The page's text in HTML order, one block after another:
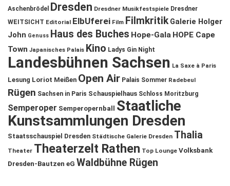
Aschenbrödel
Dresden Dresdner Musikfestspiele Dresdner
WEITSICHT Editorial ElbUferei Film Filmkritik Galerie Holger
John Genuss Haus des Buches Hope-Gala HOPE Cape
Town Japanisches Palais Kino Ladys Gin Night
Landesbühnen Sachsen La Saxe à Paris
Lesung Loriot Meißen Open Air Palais Sommer Radebeul
Rügen Sachsen in Paris Schauspielhaus Schloss Moritzburg
Semperoper Semperopernball
Staatliche
Kunstsammlungen Dresden
Staatsschauspiel Dresden Städtische Galerie Dresden Thalia
Theater Theaterzelt Rathen Top Lounge Volksbank
Dresden-Bautzen eG Waldbühne Rügen